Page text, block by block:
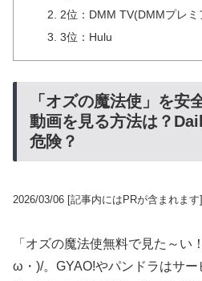
2位：DMM TV(DMMプレミ
3位：Hulu
「オズの魔法使」を安
動画を見る方法は？
危険？
2026/03/06 [記事内にはPRが含まれます]
「オズの魔法使無料で見た～い
ω・)/。GYAO!やパンドラはサ